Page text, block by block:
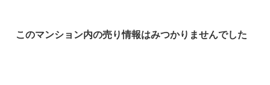
このマンション内の売り情報はみつかりませんでした